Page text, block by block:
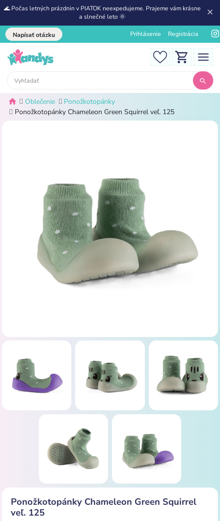
🌊 Počas letných prázdnin v PIATOK neexpedujeme. Prajeme vám krásne
a slnečné leto 🌞
Napísať otázku Prihlásenie Registrácia
Oblečenie
Ponožkotopánky
Ponožkotopánky Chameleon Green Squirrel veľ. 125
Ponožkotopánky Chameleon Green Squirrel
veľ. 125